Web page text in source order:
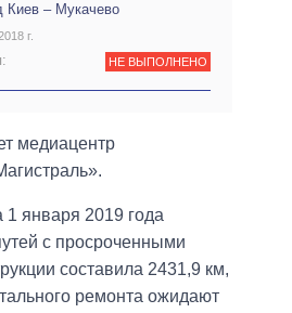
Киев – Мукачево
г.
НЕ ВЫПОЛНЕНО
медиацентр
января 2019 года
с просроченными
составила 2431,9 км,
ремонта ожидают